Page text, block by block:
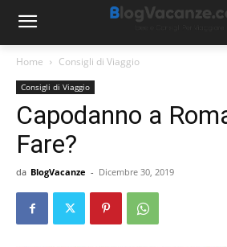
Home Consigli di Viaggio
Consigli di Viaggio
Capodanno a
Fare?
da BlogVacanze - Dicembre 30, 2019